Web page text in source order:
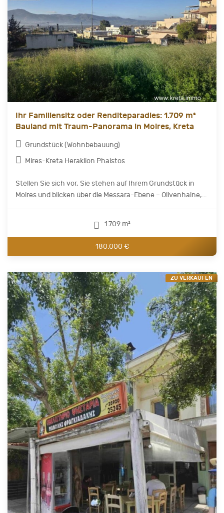
Ihr Familiensitz oder Renditeparadies: 1.709 m²
Bauland mit Traum-Panorama in Moires, Kreta
Grundstück (Wohnbebauung)
Mires-Kreta Heraklion Phaistos
Stellen Sie sich vor, Sie stehen auf Ihrem Grundstück in
Moires und blicken über die Messara-Ebene – Olivenhaine,...
1.709 m²
180.000 €
ZU VERKAUFEN